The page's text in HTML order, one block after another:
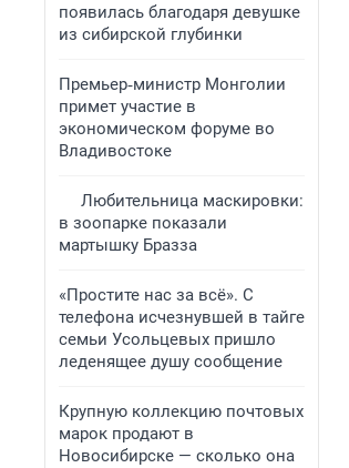
появилась благодаря девушке
из сибирской глубинки
Премьер‑министр Монголии
примет участие в
экономическом форуме во
Владивостоке
Любительница маскировки:
в зоопарке показали
мартышку Бразза
«Простите нас за всё». С
телефона исчезнувшей в тайге
семьи Усольцевых пришло
леденящее душу сообщение
Крупную коллекцию почтовых
марок продают в
Новосибирске — сколько она